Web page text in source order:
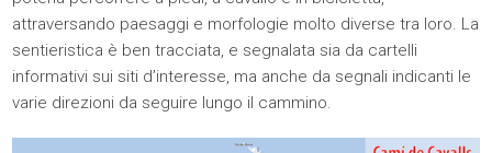
attraversando paesaggi e morfologie molto diverse tra loro. La
sentieristica è ben tracciata, e segnalata sia da cartelli
informativi sui siti d’interesse, ma anche da segnali indicanti le
varie direzioni da seguire lungo il cammino.